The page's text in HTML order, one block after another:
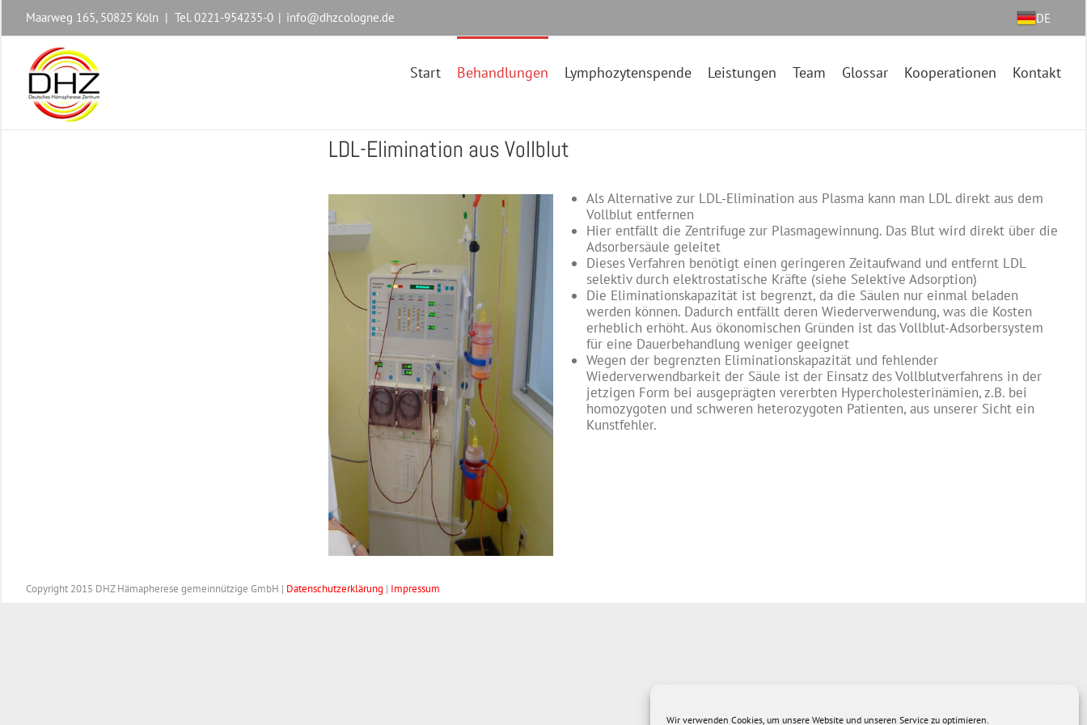
Wir verwenden Cookies, um unsere Website und unseren Service zu optimieren.
Maarweg 165, 50825 Köln | Tel. 0221-954235-0 | info@dhzcologne.de DE
Start Behandlungen Lymphozytenspende Leistungen Team Glossar Kooperationen Kontakt
LDL-Elimination aus Vollblut
Als Alternative zur LDL-Elimination aus Plasma kann man LDL direkt aus dem
Vollblut entfernen
Hier entfällt die Zentrifuge zur Plasmagewinnung. Das Blut wird direkt über die
Adsorbersäule geleitet
Dieses Verfahren benötigt einen geringeren Zeitaufwand und entfernt LDL
selektiv durch elektrostatische Kräfte (siehe Selektive Adsorption)
Die Eliminationskapazität ist begrenzt, da die Säulen nur einmal beladen
werden können. Dadurch entfällt deren Wiederverwendung, was die Kosten
erheblich erhöht. Aus ökonomischen Gründen ist das Vollblut-Adsorbersystem
für eine Dauerbehandlung weniger geeignet
Wegen der begrenzten Eliminationskapazität und fehlender
Wiederverwendbarkeit der Säule ist der Einsatz des Vollblutverfahrens in der
jetzigen Form bei ausgeprägten vererbten Hypercholesterinämien, z.B. bei
homozygoten und schweren heterozygoten Patienten, aus unserer Sicht ein
Kunstfehler.
Copyright 2015 DHZ Hämapherese gemeinnützige GmbH | Datenschutzerklärung | Impressum